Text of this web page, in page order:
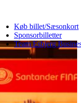
Køb billet/Sæsonkort
Sponsorbilletter
Team Esbjerg